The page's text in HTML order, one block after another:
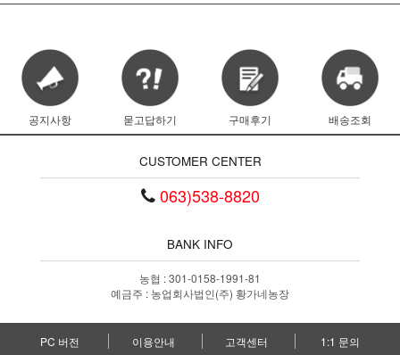
공지사항 묻고답하기 구매후기 배송조회
CUSTOMER CENTER
063)538-8820
BANK INFO
농협 : 301-0158-1991-81
예금주 : 농업회사법인(주) 황가네농장
PC 버전 이용안내 고객센터 1:1 문의